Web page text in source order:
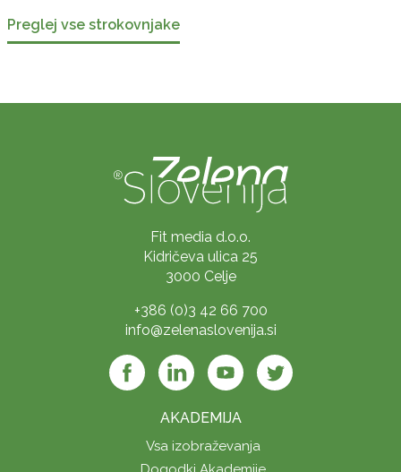
Preglej vse strokovnjake
Fit media d.o.o.
Kidričeva ulica 25
3000 Celje
+386 (0)3 42 66 700
info@zelenaslovenija.si
AKADEMIJA
Vsa izobraževanja